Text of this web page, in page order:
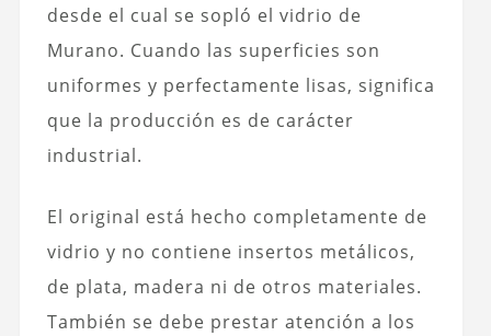
desde el cual se sopló el vidrio de
Murano. Cuando las superficies son
uniformes y perfectamente lisas, significa
que la producción es de carácter
industrial.
El original está hecho completamente de
vidrio y no contiene insertos metálicos,
de plata, madera ni de otros materiales.
También se debe prestar atención a los